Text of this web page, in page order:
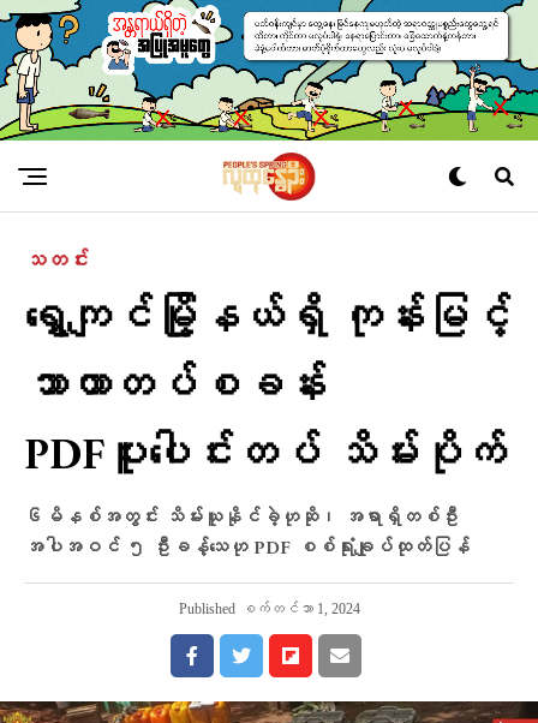
သတင်း
ရွှေကျင်မြို့နယ်ရှိ ကုန်းမြင့်
သာယာတပ်စခန်း
PDFပူးပေါင်းတပ် သိမ်းပိုက်
၆မိနစ်အတွင်း သိမ်းယူနိုင်ခဲ့ဟုဆို၊ အရာရှိတစ်ဦး
အပါအဝင် ၅ ဦးခန့်သေဟု PDF စစ်ရုံးချုပ်ထုတ်ပြန်
Published စက်တင်ဘာ 1, 2024